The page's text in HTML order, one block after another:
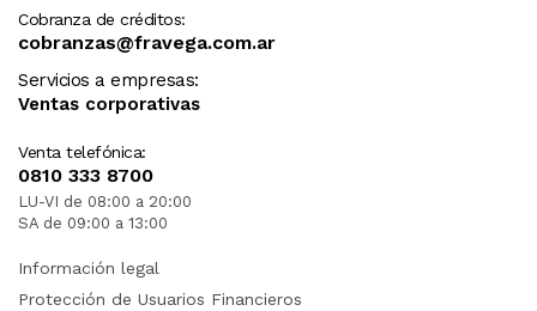
Cobranza de créditos:
cobranzas@fravega.com.ar
Servicios a empresas:
Ventas corporativas
Venta telefónica:
0810 333 8700
LU-VI de 08:00 a 20:00
SA de 09:00 a 13:00
Información legal
Protección de Usuarios Financieros